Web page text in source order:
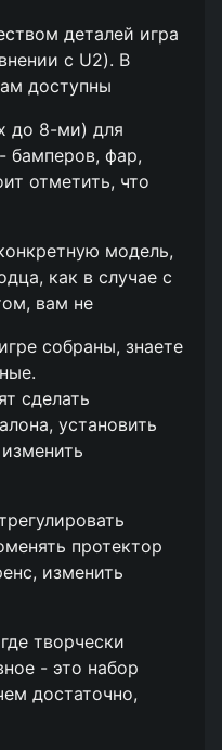
деталей игра
с U2). В
доступны
до 8-ми) для
бамперов, фар,
отметить, что
модель,
как в случае с
вам не
собраны, знаете
сделать
установить
протектор
изменить
творчески
- это набор
достаточно,